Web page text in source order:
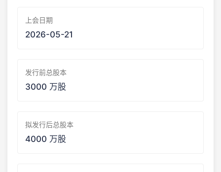
上会日期
2026-05-21
发行前总股本
3000 万股
拟发行后总股本
4000 万股